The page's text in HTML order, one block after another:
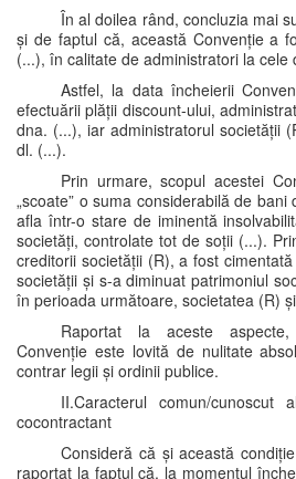
În al doilea rând, concluzia mai
și de faptul că, această Convenție a
(...), în calitate de administratori la cele
Astfel, la data încheierii
efectuării plății discount-ului,
dna. (...), iar administratorul societății
dl. (...).
Prin urmare, scopul acestei
„scoate” o suma considerabilă de
afla într-o stare de iminentă
societăți, controlate tot de soții (...).
creditorii societății (R), a fost
societății și s-a diminuat patrimoniul
în perioada următoare, societatea (R)
Raportat la aceste
Convenție este lovită de nulitate
contrar legii și ordinii publice.
II.Caracterul comun/
cocontractant
Consideră că și această
raportat la faptul că, la momentul